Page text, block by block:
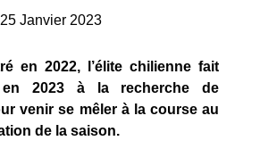
Janvier 2023
en 2022, l’élite chilienne fait
2023 à la recherche de
venir se mêler à la course au
de la saison.